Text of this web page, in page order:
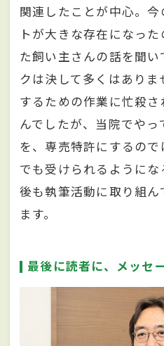
関連したことが中心。
トが大きな存在になっ
た飼い主さんの話を聞
クは決して多くはあり
するための作業に忙殺
んでしたが、当院でや
を、専売特許にするの
でも受けられるように
後も執筆活動に取り組
ます。
最後に読者に、メッセ